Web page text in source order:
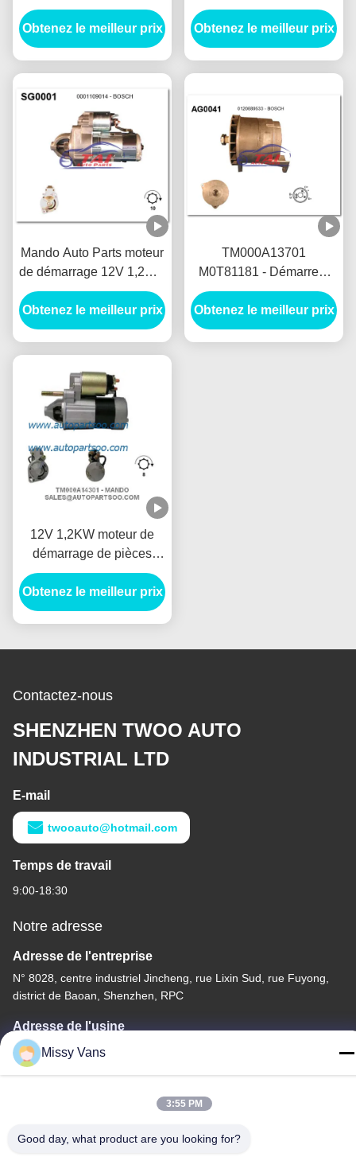
Moteur de démarrage
NIKKO Moteur de
démarrage 24V 5.5KW
Obtenez le meilleur prix
Démarreur LUCAS 12V
1.7KW 8T MOTORES DE
ARRANQUE
Obtenez le meilleur prix
Mando Auto Parts moteur
de démarrage 12V 1,2KW
8T Motores De Arranque
Obtenez le meilleur prix
TM000A13701
M0T81181 - Démarreur
MANDO 12V 1,2KW 8T
MOTORES DE
ARRANQUE
Obtenez le meilleur prix
12V 1,2KW moteur de
démarrage de pièces
automobiles, 8T Anlasser
démarreur de voiture
électrique
Obtenez le meilleur prix
Contactez-nous
SHENZHEN TWOO AUTO
INDUSTRIAL LTD
E-mail
twooauto@hotmail.com
Temps de travail
9:00-18:30
Notre adresse
Adresse de l'entreprise
N° 8028, centre industriel Jincheng, rue Lixin Sud, rue Fuyong,
district de Baoan, Shenzhen, RPC
Adresse de l'usine
N° 1010, rue Qiaohe Sud, Qiaotou, Fuyong, district de Bao'an,
Shenzhen, RPC
Missy Vans
3:55 PM
Good day, what product are you looking for?